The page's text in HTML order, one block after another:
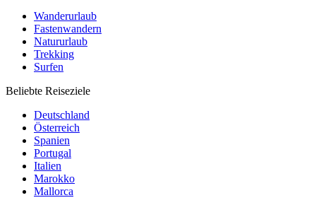
Wanderurlaub
Fastenwandern
Natururlaub
Trekking
Surfen
Beliebte Reiseziele
Deutschland
Österreich
Spanien
Portugal
Italien
Marokko
Mallorca